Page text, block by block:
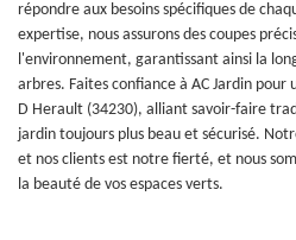
répondre aux besoins spécifiques de
expertise, nous assurons des coupes
l'environnement, garantissant ainsi la
arbres. Faites confiance à AC Jardin pour
D Herault (34230), alliant savoir-faire
jardin toujours plus beau et sécurisé.
et nos clients est notre fierté, et nous
la beauté de vos espaces verts.